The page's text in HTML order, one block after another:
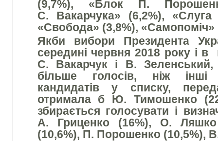
(9,7%), «Блок П.
С. Вакарчука» (6,2%),
«Свобода» (3,8%), «Самопоміч»
Якби вибори Президента
середині червня 2018 року і
С. Вакарчук і В.
більше голосів, ніж інші
кандидатів у списку,
отримала б Ю. Тимошенко
збирається голосувати і
А. Гриценко (16%), О.
(10,6%), П. Порошенко (10,5%),